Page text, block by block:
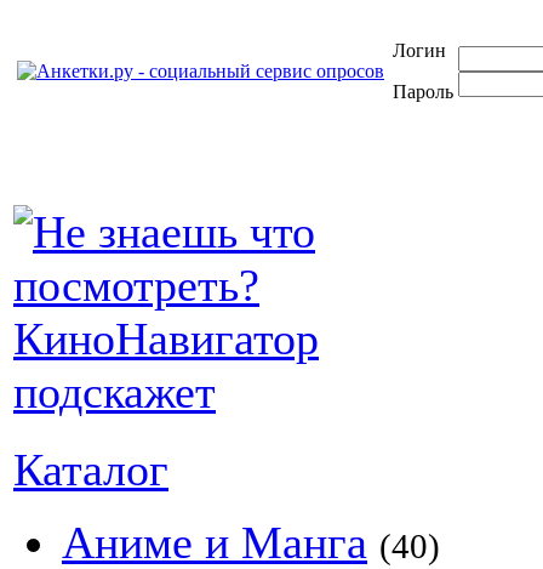
Логин
Пароль
Каталог
Аниме и Манга (40)